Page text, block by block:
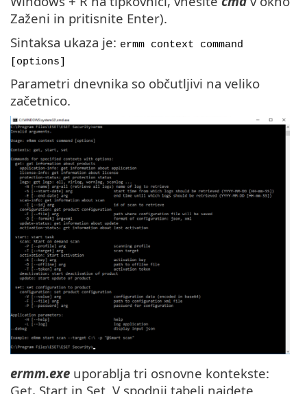
Zaženi in pritisnite Enter).
Sintaksa ukaza je: ermm context command
[options]
Parametri dnevnika so občutljivi na veliko
začetnico.
ermm.exe uporablja tri osnovne kontekste:
Get, Start in Set. V spodnji tabeli najdete